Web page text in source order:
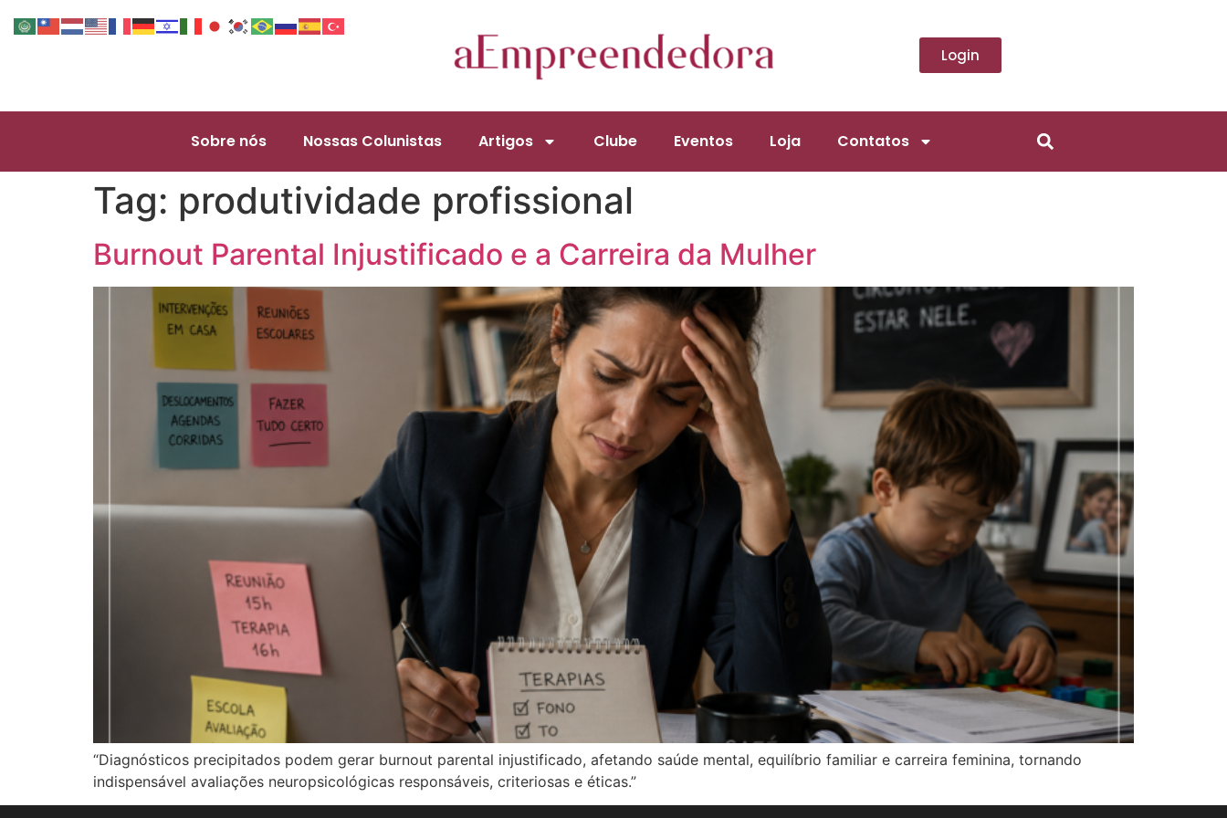
Login
Sobre nós Nossas Colunistas Artigos Clube Eventos Loja Contatos
Tag: produtividade profissional
Burnout Parental Injustificado e a Carreira da Mulher
“Diagnósticos precipitados podem gerar burnout parental injustificado, afetando saúde mental, equilíbrio familiar e carreira feminina, tornando
indispensável avaliações neuropsicológicas responsáveis, criteriosas e éticas.”